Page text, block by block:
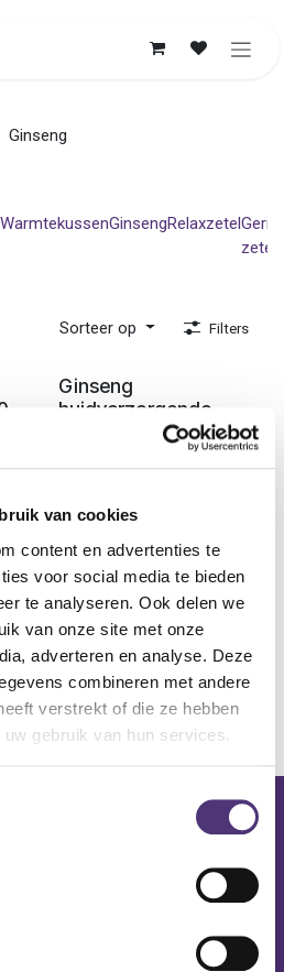
van cookies
content en advertenties te
voor social media te bieden
te analyseren. Ook delen we
van onze site met onze
adverteren en analyse. Deze
combineren met andere
verstrekt of die ze hebben
gebruik van hun services.
Ginseng
WarmtekussenGinsengRelaxzetel
zetel
Sorteer op Filters
Ledenprijs
Ginseng
huidverzorgende
creme - 250 ml
14,83€